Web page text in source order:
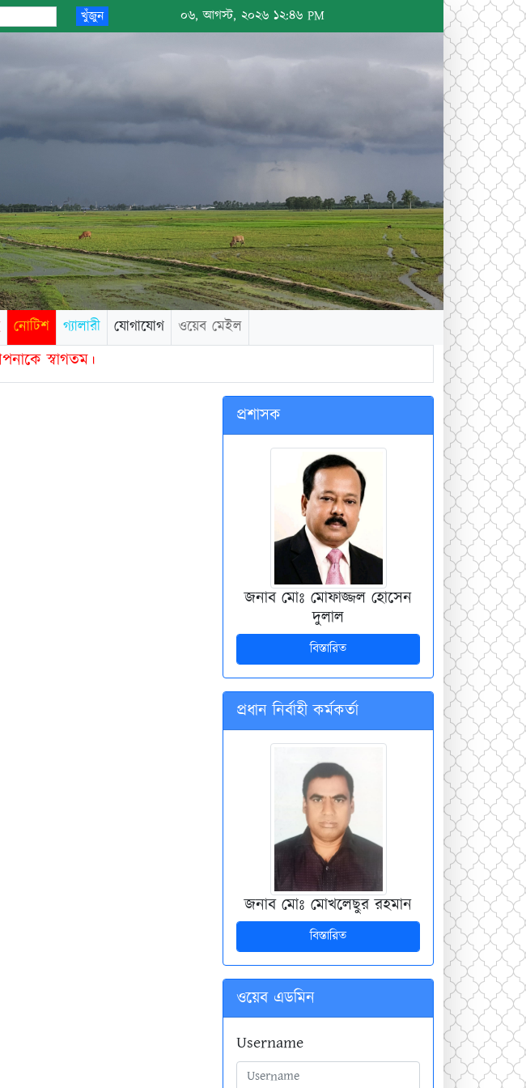
খুঁজুন ০৬, আগস্ট, ২০২৬ ১২:৪৬ PM
নোটিশ গ্যালারী যোগাযোগ ওয়েব মেইল
স্বাগতম।
প্রশাসক
জনাব মোঃ মোফাজ্জল হোসেন
দুলাল
বিস্তারিত
প্রধান নির্বাহী কর্মকর্তা
জনাব মোঃ মোখলেছুর রহমান
বিস্তারিত
ওয়েব এডমিন
Username